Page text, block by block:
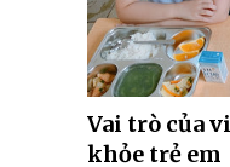
Vai trò của
khỏe trẻ em